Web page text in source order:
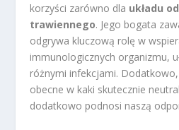
korzyści zarówno dla układu
trawiennego. Jego bogata
odgrywa kluczową rolę w
immunologicznych organizmu,
różnymi infekcjami. Dodatkowo,
obecne w kaki skutecznie
dodatkowo podnosi naszą